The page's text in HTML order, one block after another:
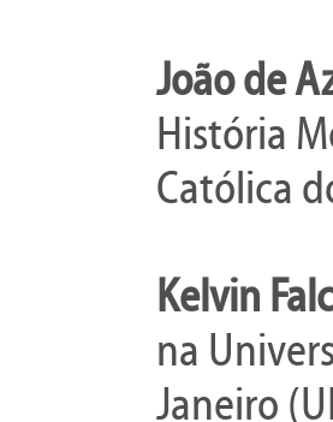
João de
História
Católica
Kelvin
na
Janeiro